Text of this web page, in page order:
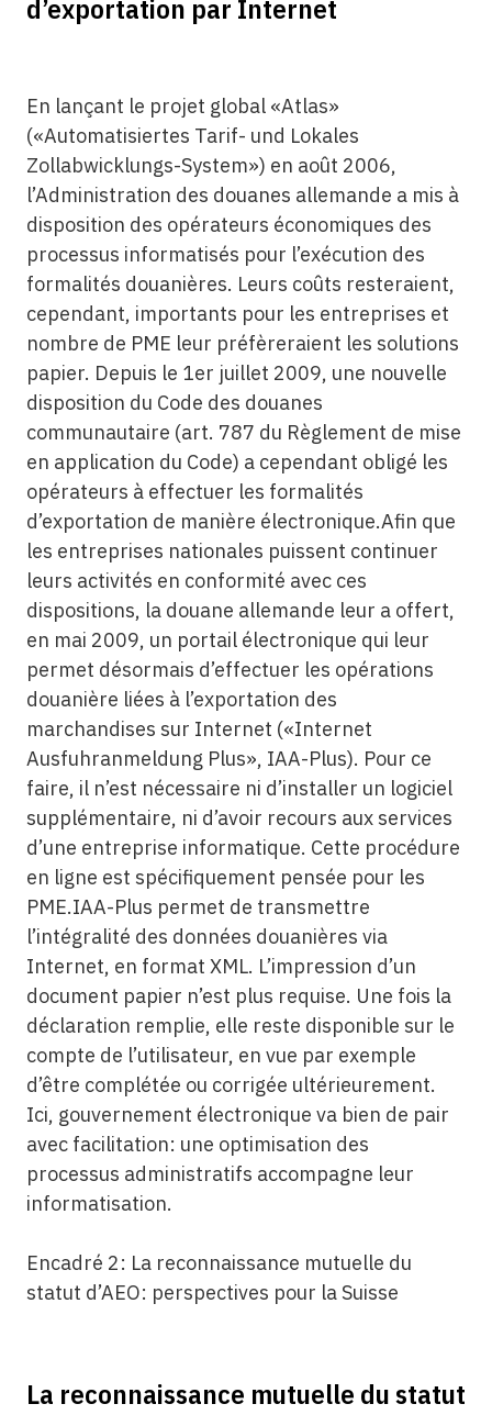
d’exportation par Internet
En lançant le projet global «Atlas»
(«Automatisiertes Tarif- und Lokales
Zollabwicklungs-System») en août 2006,
l’Administration des douanes allemande a mis à
disposition des opérateurs économiques des
processus informatisés pour l’exécution des
formalités douanières. Leurs coûts resteraient,
cependant, importants pour les entreprises et
nombre de PME leur préfèreraient les solutions
papier. Depuis le 1er juillet 2009, une nouvelle
disposition du Code des douanes
communautaire (art. 787 du Règlement de mise
en application du Code) a cependant obligé les
opérateurs à effectuer les formalités
d’exportation de manière électronique.Afin que
les entreprises nationales puissent continuer
leurs activités en conformité avec ces
dispositions, la douane allemande leur a offert,
en mai 2009, un portail électronique qui leur
permet désormais d’effectuer les opérations
douanière liées à l’exportation des
marchandises sur Internet («Internet
Ausfuhranmeldung Plus», IAA-Plus). Pour ce
faire, il n’est nécessaire ni d’installer un logiciel
supplémentaire, ni d’avoir recours aux services
d’une entreprise informatique. Cette procédure
en ligne est spécifiquement pensée pour les
PME.IAA-Plus permet de transmettre
l’intégralité des données douanières via
Internet, en format XML. L’impression d’un
document papier n’est plus requise. Une fois la
déclaration remplie, elle reste disponible sur le
compte de l’utilisateur, en vue par exemple
d’être complétée ou corrigée ultérieurement.
Ici, gouvernement électronique va bien de pair
avec facilitation: une optimisation des
processus administratifs accompagne leur
informatisation.
Encadré 2: La reconnaissance mutuelle du
statut d’AEO: perspectives pour la Suisse
La reconnaissance mutuelle du statut